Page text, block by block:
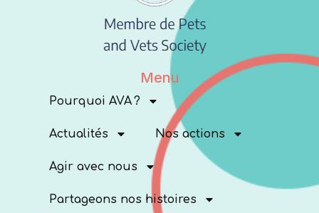
Menu
Pourquoi AVA ?
Actualités Nos actions
Agir avec nous
Partageons nos histoires